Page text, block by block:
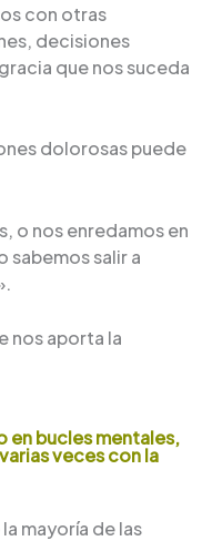
con otras
decisiones
que nos suceda
dolorosas puede
o nos enredamos en
sabemos salir a
nos aporta la
en bucles mentales,
veces con la
mayoría de las